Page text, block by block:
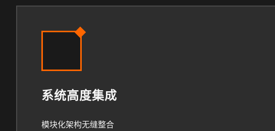
系统高度集成
模块化架构无缝整合